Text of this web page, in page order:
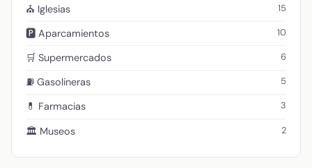
⛪ Iglesias 15
🅿️ Aparcamientos 10
🛒 Supermercados 6
⛽ Gasolineras 5
💊 Farmacias 3
🏛️ Museos 2